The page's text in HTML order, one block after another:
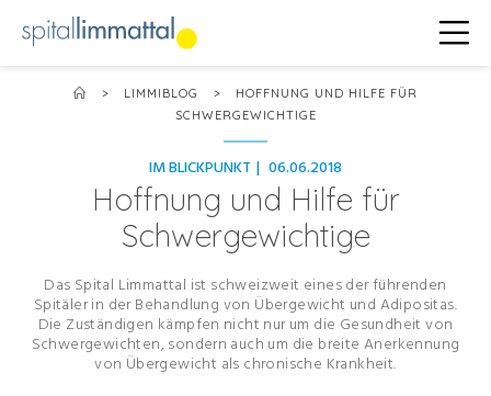
> LIMMIBLOG >
HOFFNUNG UND HILFE FÜR
SCHWERGEWICHTIGE
IM BLICKPUNKT | 06.06.2018
Hoffnung und Hilfe für
Schwergewichtige
Das Spital Limmattal ist schweizweit eines der führenden
Spitäler in der Behandlung von Übergewicht und Adipositas.
Die Zuständigen kämpfen nicht nur um die Gesundheit von
Schwergewichten, sondern auch um die breite Anerkennung
von Übergewicht als chronische Krankheit.